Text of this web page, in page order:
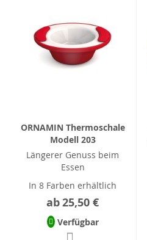
ORNAMIN Thermoschale
Modell 203
Längerer Genuss beim
Essen
In 8 Farben erhältlich
ab25,50 €
Verfügbar